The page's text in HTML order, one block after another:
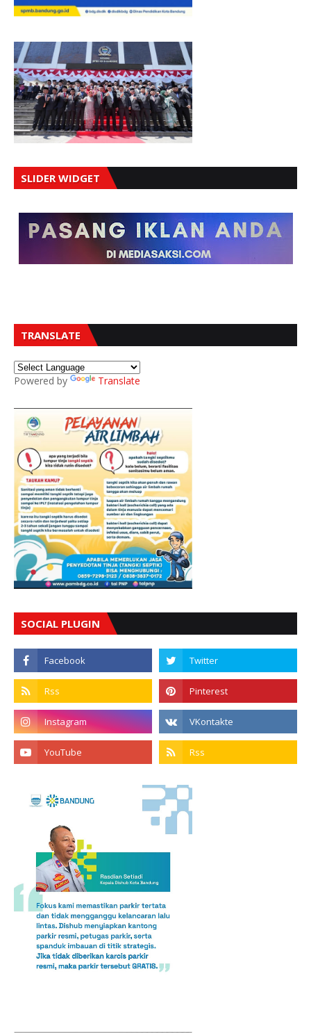
SLIDER WIDGET
TRANSLATE
Powered by Translate
SOCIAL PLUGIN